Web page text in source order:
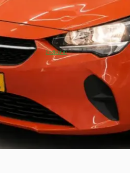
2022 · 67.584 km · Elektrisch ·
Automaat
J. van Heeswijk Auto's BV· Schijndel
~89% SoH(indicatie)Bekijk
aanbieding →
Vergelijk